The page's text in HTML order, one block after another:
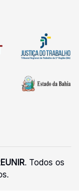
. Todos os